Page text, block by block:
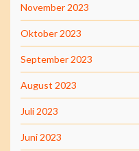
November 2023
Oktober 2023
September 2023
August 2023
Juli 2023
Juni 2023